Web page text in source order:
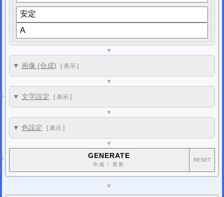
▼
▼ 画像 (合成) [ 表示 ]
▼
▼ 文字設定 [ 表示 ]
▼
▼ 色設定 [ 表示 ]
▼
RESET
GENERATE
作成 / 更新
▼